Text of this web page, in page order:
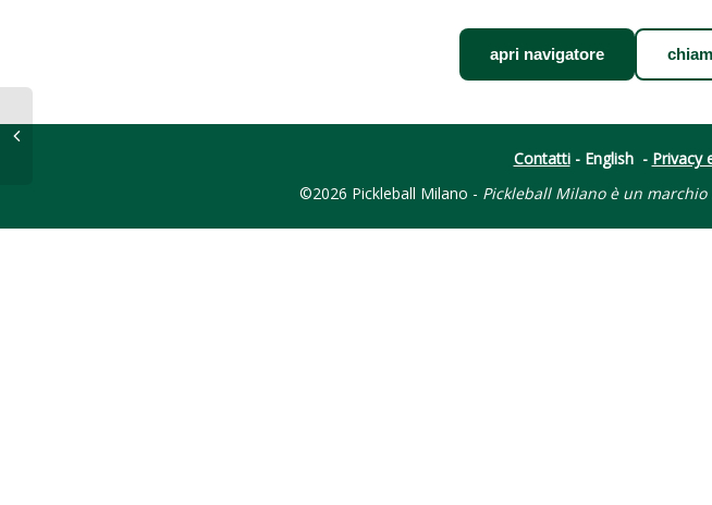
apri navigatore
Contatti- English- Privacy
©2026 Pickleball Milano - Pickleball Milano è un marchio